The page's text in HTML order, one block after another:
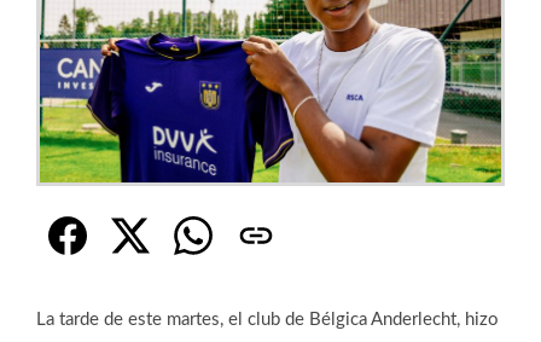
La tarde de este martes, el club de Bélgica Anderlecht, hizo